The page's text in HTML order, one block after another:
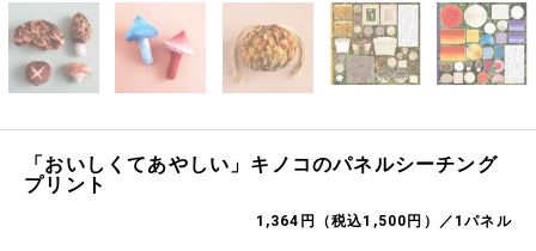
「おいしくてあやしい」キノコのパネルシーチング
プリント
1,364円（税込1,500円）／1パネル